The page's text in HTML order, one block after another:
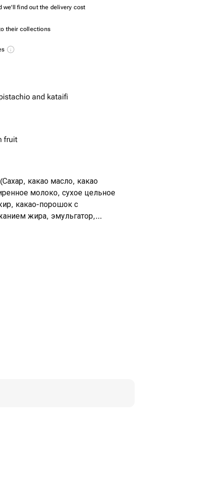
we'll find out the delivery cost
their collections
and kataifi
fruit
какао масло, какао
молоко, сухое цельное
какао-порошок с
жира, эмульгатор,
Е476, натуральный
тесто Катаифи,
шоколад